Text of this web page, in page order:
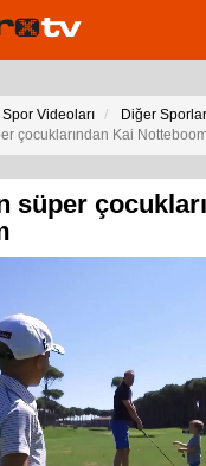
Spor Videoları
Diğer Sporlar
çocuklarından Kai
süper